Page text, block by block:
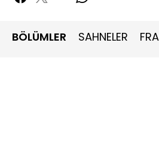
BÖLÜMLER SAHNELER